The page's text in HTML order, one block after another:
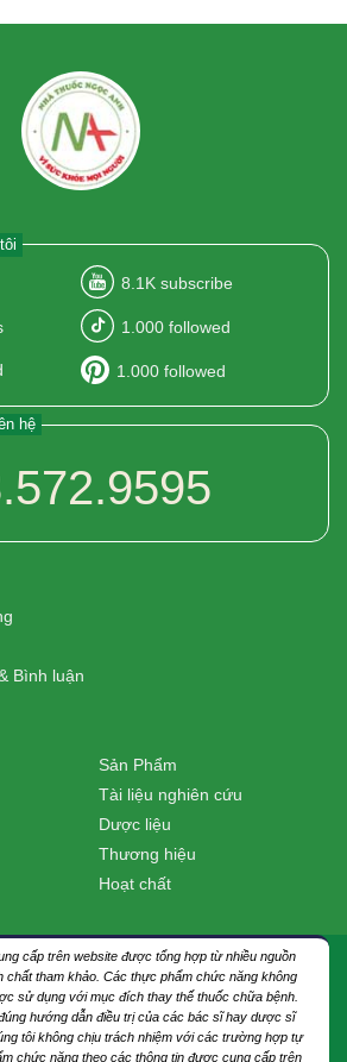
8.1K subscribe
1.000 followed
1.000 followed
hệ
Bình luận
Sản Phẩm
Tài liệu nghiên cứu
Dược liệu
Thương hiệu
Hoạt chất
cấp trên website được tổng hợp từ nhiều nguồn
chất tham khảo. Các thực phẩm chức năng không
sử dụng với mục đích thay thế thuốc chữa bệnh.
hướng dẫn điều trị của các bác sĩ hay dược sĩ
tôi không chịu trách nhiệm với các trường hợp tự
chức năng theo các thông tin được cung cấp trên